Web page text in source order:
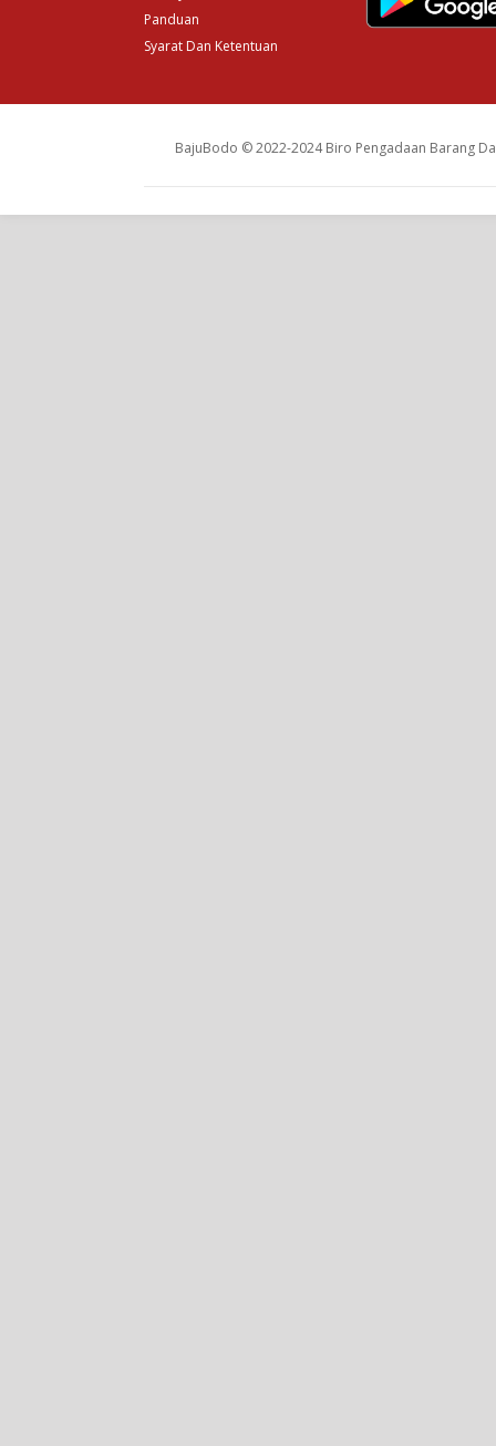
Panduan
Syarat Dan Ketentuan
BajuBodo © 2022-2024 Biro Pengadaan Barang